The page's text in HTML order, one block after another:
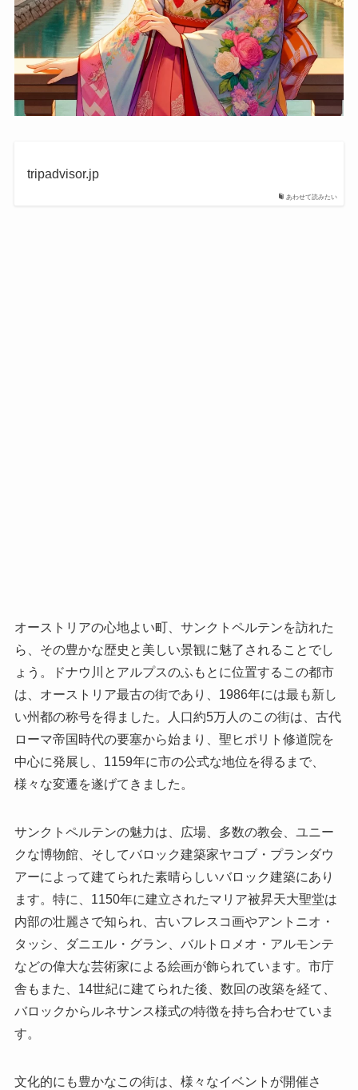
あわせて読みたい
tripadvisor.jp
オーストリアの心地よい町、サンクトペルテンを訪れた
ら、その豊かな歴史と美しい景観に魅了されることでし
ょう。ドナウ川とアルプスのふもとに位置するこの都市
は、オーストリア最古の街であり、1986年には最も新し
い州都の称号を得ました。人口約5万人のこの街は、古代
ローマ帝国時代の要塞から始まり、聖ヒポリト修道院を
中心に発展し、1159年に市の公式な地位を得るまで、
様々な変遷を遂げてきました。
サンクトペルテンの魅力は、広場、多数の教会、ユニー
クな博物館、そしてバロック建築家ヤコブ・プランダウ
アーによって建てられた素晴らしいバロック建築にあり
ます。特に、1150年に建立されたマリア被昇天大聖堂は
内部の壮麗さで知られ、古いフレスコ画やアントニオ・
タッシ、ダニエル・グラン、バルトロメオ・アルモンテ
などの偉大な芸術家による絵画が飾られています。市庁
舎もまた、14世紀に建てられた後、数回の改築を経て、
バロックからルネサンス様式の特徴を持ち合わせていま
す。
文化的にも豊かなこの街は、様々なイベントが開催さ